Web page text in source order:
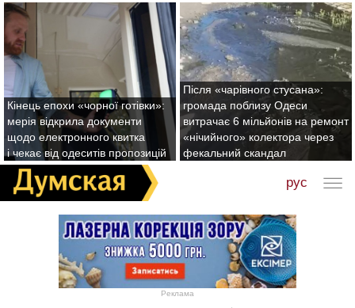
Кінець епохи «чорної готівки»:
мерія відкрила документи
щодо електронного квитка
і чекає від одеситів пропозицій
Після «чарівного стусана»:
громада поблизу Одеси
витрачає 6 мільйонів на ремонт
«нічийного» колектора через
фекальний скандал
рус
Реклама